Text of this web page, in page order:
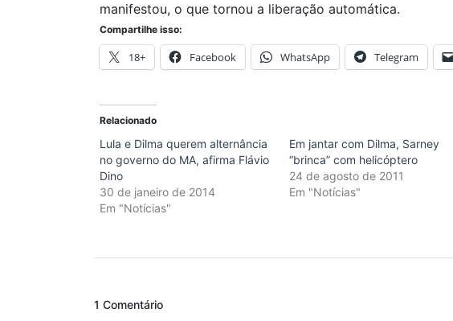
manifestou, o que tornou a liberação automática.
Compartilhe isso:
18+ Facebook WhatsApp Telegram
Relacionado
Lula e Dilma querem alternância
no governo do MA, afirma Flávio
Dino
30 de janeiro de 2014
Em "Notícias"
Em jantar com Dilma, Sarney
“brinca” com helicóptero
24 de agosto de 2011
Em "Notícias"
1 Comentário